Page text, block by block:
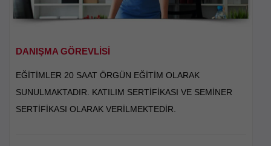
DANIŞMA GÖREVLİSİ
EĞİTİMLER 20 SAAT ÖRGÜN EĞİTİM OLARAK
SUNULMAKTADIR. KATILIM SERTİFİKASI VE SEMİNER
SERTİFİKASI OLARAK VERİLMEKTEDİR.